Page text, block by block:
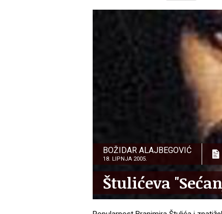
BOŽIDAR ALAJBEGOVIĆ
18. LIPNJA 2005.
Štulićeva